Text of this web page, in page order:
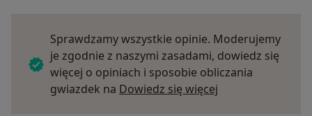
Sprawdzamy wszystkie opinie. Moderujemy
je zgodnie z naszymi zasadami, dowiedz się
więcej o opiniach i sposobie obliczania
gwiazdek na Dowiedz się więcej